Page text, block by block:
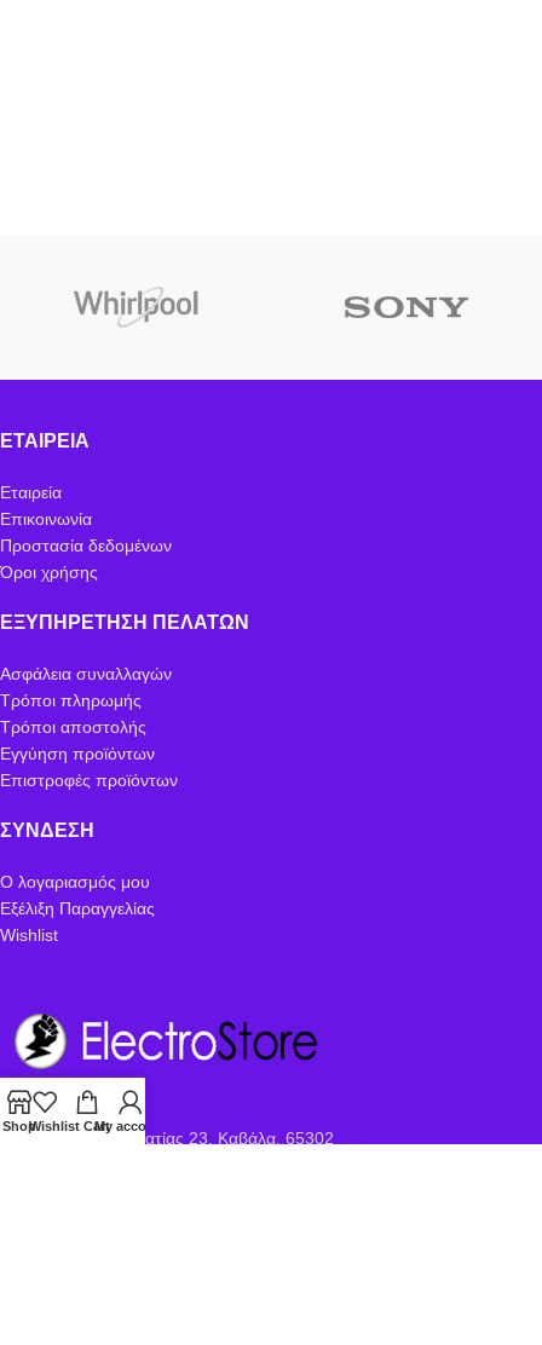
ΕΤΑΙΡΕΊΑ
Εταιρεία
Επικοινωνία
Προστασία δεδομένων
Όροι χρήσης
ΕΞΥΠΗΡΈΤΗΣΗ ΠΕΛΑΤΏΝ
Ασφάλεια συναλλαγών
Τρόποι πληρωμής
Τρόποι αποστολής
Εγγύηση προϊόντων
Επιστροφές προϊόντων
ΣΎΝΔΕΣΗ
Ο λογαριασμός μου
Εξέλιξη Παραγγελίας
Wishlist
Διεύθυνση
Γαλλικής Δημοκρατίας 23, Καβάλα, 65302
ShopWishlist Cart
My account